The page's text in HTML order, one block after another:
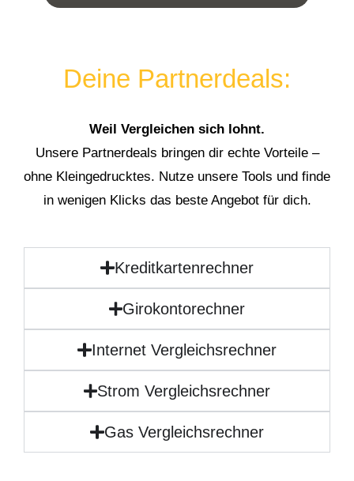
Deine Partnerdeals:
Weil Vergleichen sich lohnt.
Unsere Partnerdeals bringen dir echte Vorteile –
ohne Kleingedrucktes. Nutze unsere Tools und finde
in wenigen Klicks das beste Angebot für dich.
Kreditkartenrechner
Girokontorechner
Internet Vergleichsrechner
Strom Vergleichsrechner
Gas Vergleichsrechner